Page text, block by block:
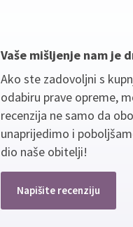
Vaše mišljenje nam je
Ako ste zadovoljni s
odabiru prave opreme,
recenzija ne samo da
unaprijedimo i
dio naše obitelji!
Napišite recenziju